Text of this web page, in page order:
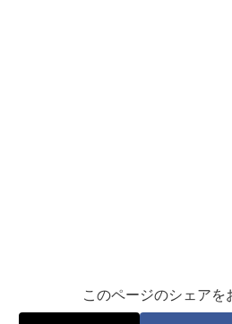
このページのシェアを